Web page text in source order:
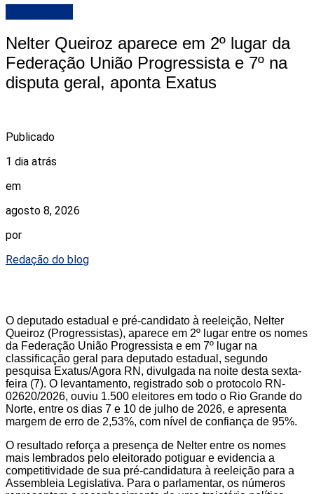
Nelter Queiroz aparece em 2º lugar da
Federação União Progressista e 7º na
disputa geral, aponta Exatus
Publicado
1 dia atrás
em
agosto 8, 2026
por
Redação do blog
O deputado estadual e pré-candidato à reeleição, Nelter
Queiroz (Progressistas), aparece em 2º lugar entre os nomes
da Federação União Progressista e em 7º lugar na
classificação geral para deputado estadual, segundo
pesquisa Exatus/Agora RN, divulgada na noite desta sexta-
feira (7). O levantamento, registrado sob o protocolo RN-
02620/2026, ouviu 1.500 eleitores em todo o Rio Grande do
Norte, entre os dias 7 e 10 de julho de 2026, e apresenta
margem de erro de 2,53%, com nível de confiança de 95%.
O resultado reforça a presença de Nelter entre os nomes
mais lembrados pelo eleitorado potiguar e evidencia a
competitividade de sua pré-candidatura à reeleição para a
Assembleia Legislativa. Para o parlamentar, os números